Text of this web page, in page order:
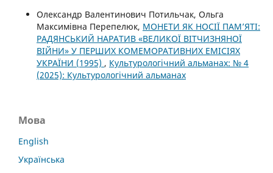
Олександр Валентинович Потильчак, Ольга
Максимівна Перепелюк, МОНЕТИ ЯК НОСІЇ ПАМ’ЯТІ:
РАДЯНСЬКИЙ НАРАТИВ «ВЕЛИКОЇ ВІТЧИЗНЯНОЇ
ВІЙНИ» У ПЕРШИХ КОМЕМОРАТИВНИХ ЕМІСІЯХ
УКРАЇНИ (1995) , Культурологічний альманах: № 4
(2025): Культурологічний альманах
Мова
English
Українська